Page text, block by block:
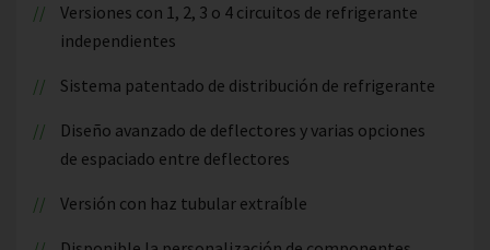
Versiones con 1, 2, 3 o 4 circuitos de refrigerante
independientes
Sistema patentado de distribución de refrigerante
Diseño avanzado de deflectores y varias opciones
de espaciado entre deflectores
Versión con haz tubular extraíble